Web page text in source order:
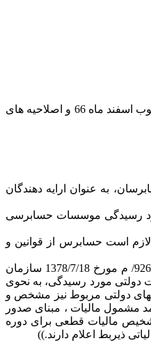
پیرو بخشنامه شماره 18471 مورخ 1387/5/18، بدینوسیله دستورالعمل اجرایی تعیین درآمد مشمول مالیات شرکتهای موضوع تبصره یک ماده 110 قانون مالیات های مستقیم مصوب اسفند ماه 66 و اصلاحیه های
مفاد تبصره 1 ماده 110 قانون مالیاتهای مستقیم برای حسابرسان، به عنوان ارایه دهندگان
شرکتهای مزبور مورد رسیدگی موسسات حسابرسی
لازم است حسابرس از قوانین و
4-1- طی نامه شماره 18471 مورخ 1378/5/18 جناب آقای دکتر حسین نمازی، وزیر محترم امور اقتصادی و دارایی خطاب به سازمان حسابرسی (پیوست بخشنامه شماره 926/78/ م مورخ 1378/7/18 سازمان
دولتی مورد رسیدگی، به نحوی
دولتی مربوط نیز مشخص و
مشمول مالیات ، مبنای صدور
مالیات قطعی برای دوره
ذیربط اعلام دارند.))